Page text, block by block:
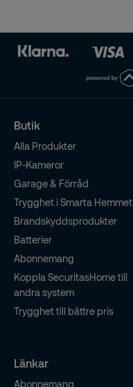
Butik
Alla Produkter
IP-Kameror
Garage & Förråd
Trygghet i Smarta Hemmet
Brandskyddsprodukter
Batterier
Abonnemang
Koppla SecuritasHome till
andra system
Trygghet till bättre pris
Länkar
Abonnemang